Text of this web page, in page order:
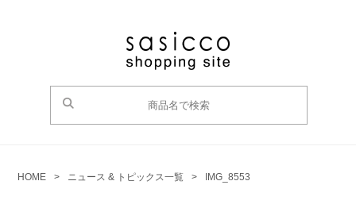
HOME > ニュース & トピックス一覧 > IMG_8553